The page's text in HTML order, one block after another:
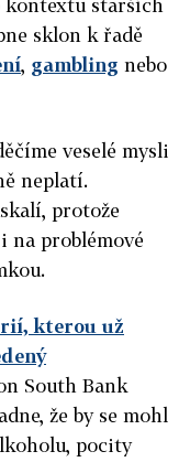
kontextu starších
sklon k řadě
, gambling nebo
veselé mysli
neplatí.
protože
na problémové
kterou už
South Bank
že by se mohl
pocity